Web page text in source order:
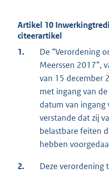
Artikel 10
citeerartikel
1.
De “Verordening
Meerssen 2017”,
van 15 december
met ingang van
datum van
verstande dat zij
belastbare feiten
hebben
2.
Deze